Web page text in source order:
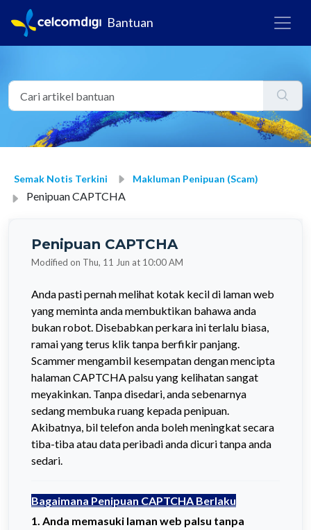
Bantuan
Semak Notis Terkini Makluman Penipuan (Scam)
Penipuan CAPTCHA
Penipuan CAPTCHA
Modified on Thu, 11 Jun at 10:00 AM
Anda pasti pernah melihat kotak kecil di laman web
yang meminta anda membuktikan bahawa anda
bukan robot. Disebabkan perkara ini terlalu biasa,
ramai yang terus klik tanpa berfikir panjang.
Scammer mengambil kesempatan dengan mencipta
halaman CAPTCHA palsu yang kelihatan sangat
meyakinkan. Tanpa disedari, anda sebenarnya
sedang membuka ruang kepada penipuan.
Akibatnya, bil telefon anda boleh meningkat secara
tiba-tiba atau data peribadi anda dicuri tanpa anda
sedari.
Bagaimana Penipuan CAPTCHA Berlaku
1. Anda memasuki laman web palsu tanpa